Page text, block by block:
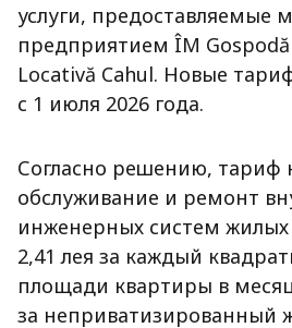
услуги, предоставляемые
предприятием ÎM
Locativă Cahul. Новые
с 1 июля 2026 года.
Согласно решению, тариф
обслуживание и ремонт
инженерных систем жилых
2,41 лея за каждый
площади квартиры в
за